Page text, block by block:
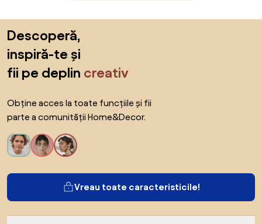
Descoperă,
inspiră-te și
fii pe deplin creativ
Obține acces la toate funcțiile și fii
parte a comunității Home&Decor.
Vreau toate caracteristicile!